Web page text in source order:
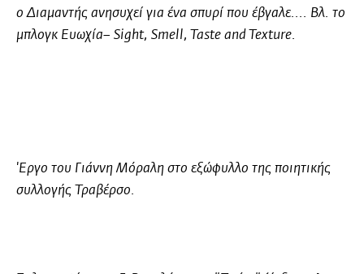
ο Διαμαντής ανησυχεί για ένα σπυρί που έβγαλε.... Βλ. το
μπλογκ Ευωχία– Sight, Smell, Taste and Texture.
'Εργο του Γιάννη Μόραλη στο εξώφυλλο της ποιητικής
συλλογής Τραβέρσο.